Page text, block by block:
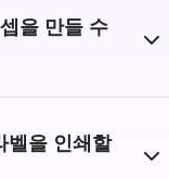
을 만들 수
벨을 인쇄할